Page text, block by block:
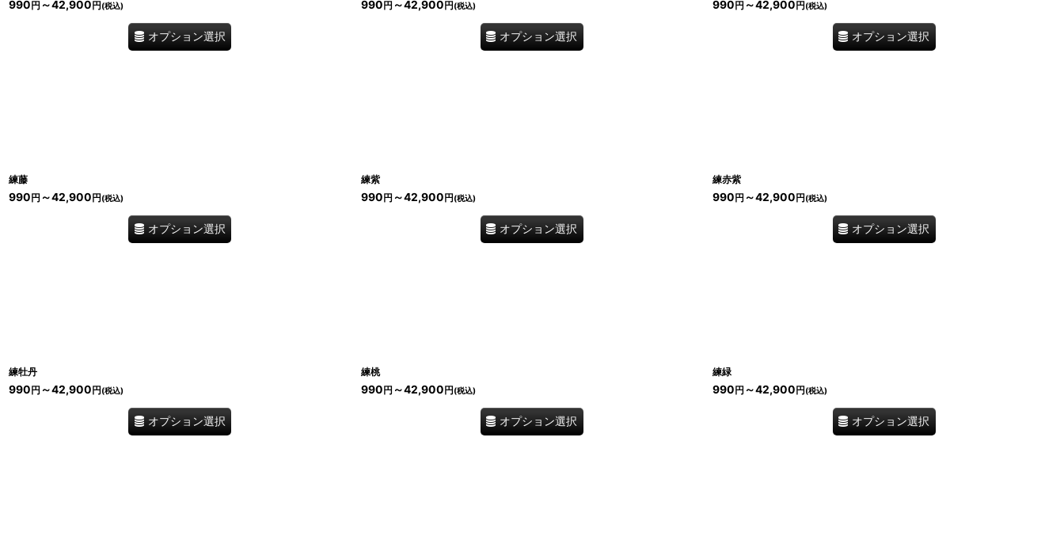
990 円 ～42,900 円 (税込)
オプション選択
990 円 ～42,900 円 (税込)
オプション選択
990 円 ～42,900 円 (税込)
オプション選択
練藤
990 円 ～42,900 円 (税込)
オプション選択
練紫
990 円 ～42,900 円 (税込)
オプション選択
練赤紫
990 円 ～42,900 円 (税込)
オプション選択
練牡丹
990 円 ～42,900 円 (税込)
オプション選択
練桃
990 円 ～42,900 円 (税込)
オプション選択
練緑
990 円 ～42,900 円 (税込)
オプション選択